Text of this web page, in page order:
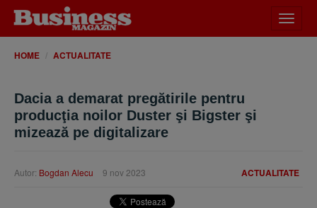
meniu
HOME ACTUALITATE
Dacia a demarat pregătirile pentru
producţia noilor Duster şi Bigster şi
mizează pe digitalizare
ACTUALITATE
Autor: Bogdan Alecu 9 nov 2023